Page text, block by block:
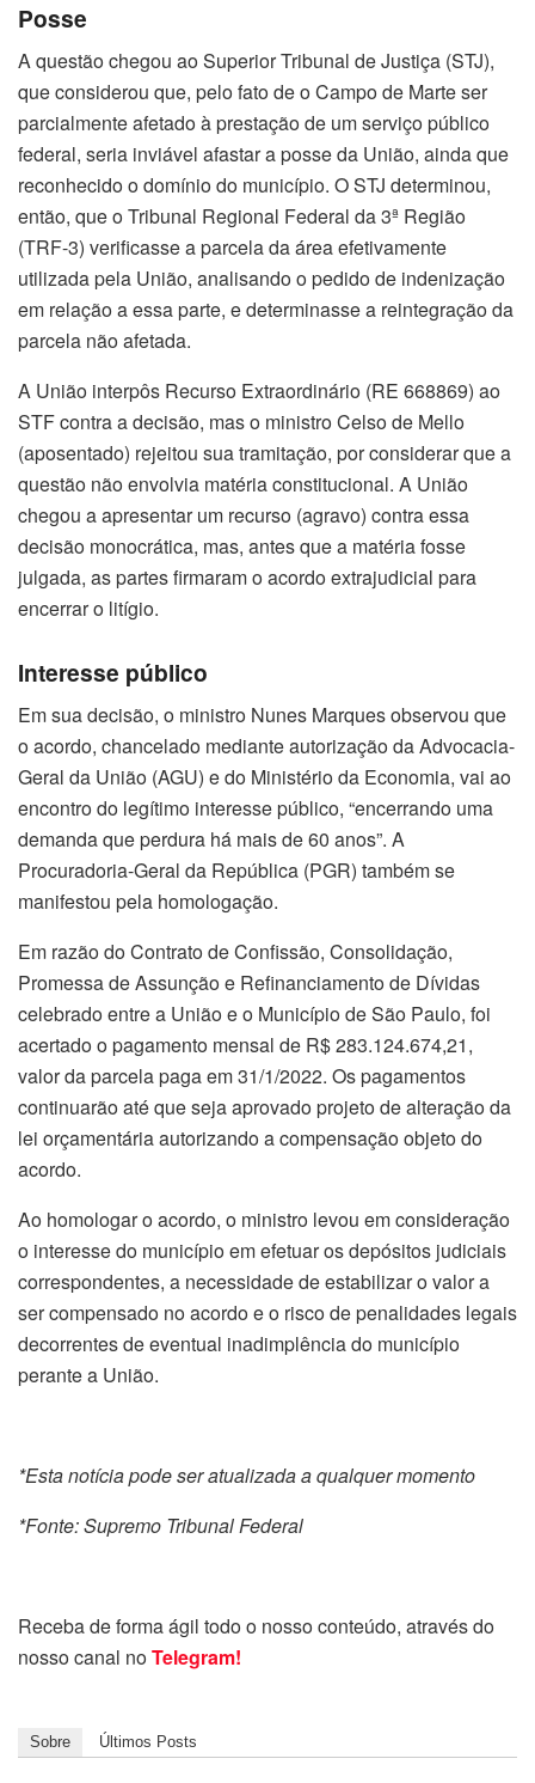
Posse
A questão chegou ao Superior Tribunal de Justiça (STJ),
que considerou que, pelo fato de o Campo de Marte ser
parcialmente afetado à prestação de um serviço público
federal, seria inviável afastar a posse da União, ainda que
reconhecido o domínio do município. O STJ determinou,
então, que o Tribunal Regional Federal da 3ª Região
(TRF-3) verificasse a parcela da área efetivamente
utilizada pela União, analisando o pedido de indenização
em relação a essa parte, e determinasse a reintegração da
parcela não afetada.
A União interpôs Recurso Extraordinário (RE 668869) ao
STF contra a decisão, mas o ministro Celso de Mello
(aposentado) rejeitou sua tramitação, por considerar que a
questão não envolvia matéria constitucional. A União
chegou a apresentar um recurso (agravo) contra essa
decisão monocrática, mas, antes que a matéria fosse
julgada, as partes firmaram o acordo extrajudicial para
encerrar o litígio.
Interesse público
Em sua decisão, o ministro Nunes Marques observou que
o acordo, chancelado mediante autorização da Advocacia-
Geral da União (AGU) e do Ministério da Economia, vai ao
encontro do legítimo interesse público, “encerrando uma
demanda que perdura há mais de 60 anos”. A
Procuradoria-Geral da República (PGR) também se
manifestou pela homologação.
Em razão do Contrato de Confissão, Consolidação,
Promessa de Assunção e Refinanciamento de Dívidas
celebrado entre a União e o Município de São Paulo, foi
acertado o pagamento mensal de R$ 283.124.674,21,
valor da parcela paga em 31/1/2022. Os pagamentos
continuarão até que seja aprovado projeto de alteração da
lei orçamentária autorizando a compensação objeto do
acordo.
Ao homologar o acordo, o ministro levou em consideração
o interesse do município em efetuar os depósitos judiciais
correspondentes, a necessidade de estabilizar o valor a
ser compensado no acordo e o risco de penalidades legais
decorrentes de eventual inadimplência do município
perante a União.
*Esta notícia pode ser atualizada a qualquer momento
*Fonte: Supremo Tribunal Federal
Receba de forma ágil todo o nosso conteúdo, através do
nosso canal noTelegram!
Sobre Últimos Posts